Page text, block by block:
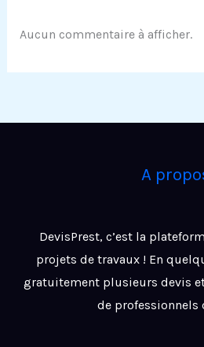
Aucun commentaire à afficher.
A
DevisPrest, c’est la
projets de travaux ! En
gratuitement plusieurs devis
de professionnels